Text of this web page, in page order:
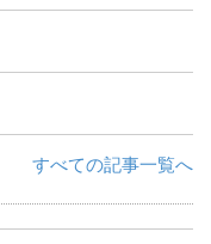
すべての記事一覧へ